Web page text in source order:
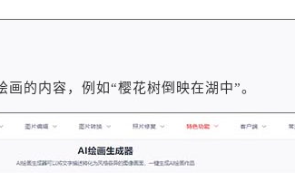
的内容，例如“樱花树倒映在湖中”。